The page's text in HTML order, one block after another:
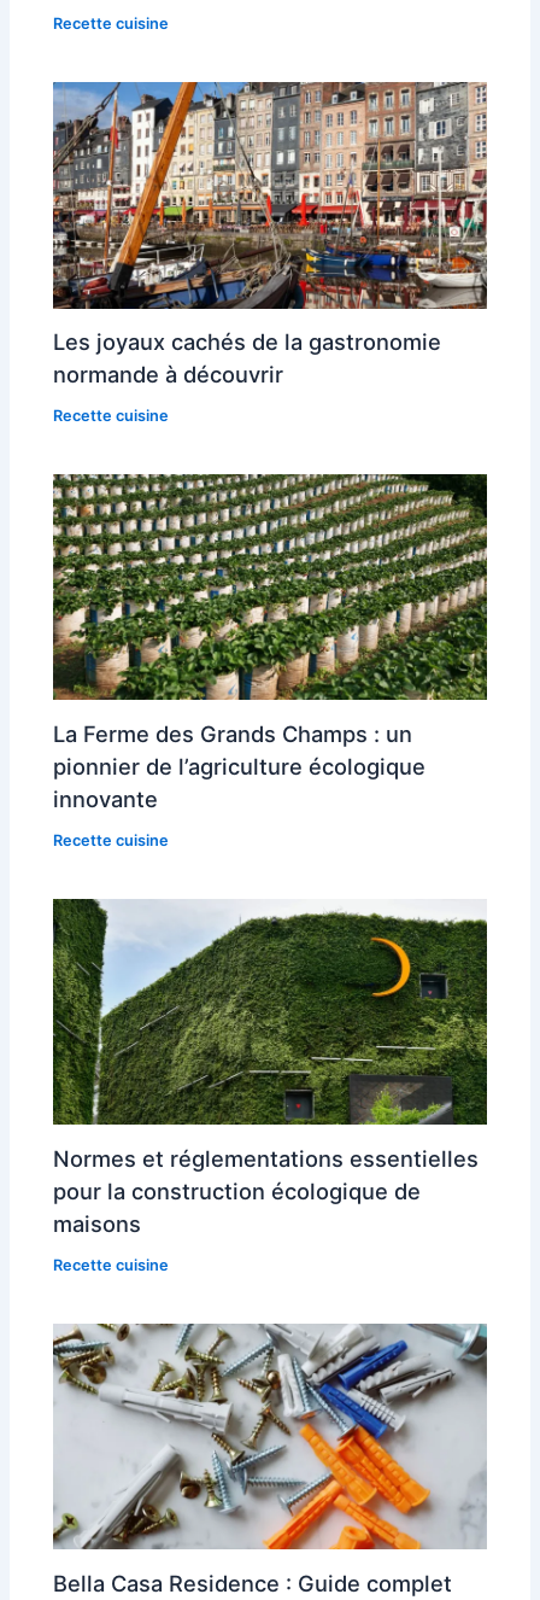
Recette cuisine
Les joyaux cachés de la gastronomie
normande à découvrir
Recette cuisine
La Ferme des Grands Champs : un
pionnier de l’agriculture écologique
innovante
Recette cuisine
Normes et réglementations essentielles
pour la construction écologique de
maisons
Recette cuisine
Bella Casa Residence : Guide complet